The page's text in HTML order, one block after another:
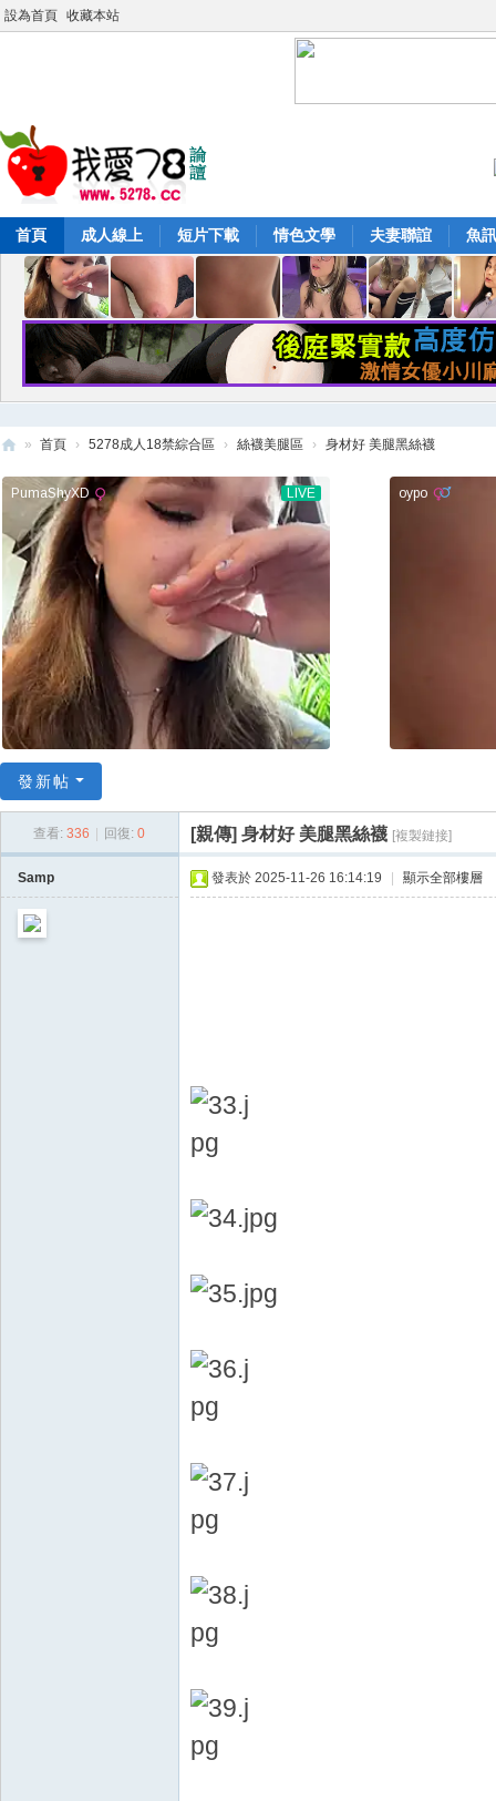
設為首頁 收藏本站
首頁 成人線上 短片下載 情色文學 夫妻聯誼 魚
52
/
78
論
壇
/
我
愛
78
壇
» 首頁 › 5278成人18禁綜合區 › 絲襪美腿區 › 身材好 美腿黑絲襪
發新帖
查看: 336 回復: 0 [親傳] 身材好 美腿黑絲襪 [複製鏈接]
Samp 發表於 2025-11-26 16:14:19 顯示全部樓層